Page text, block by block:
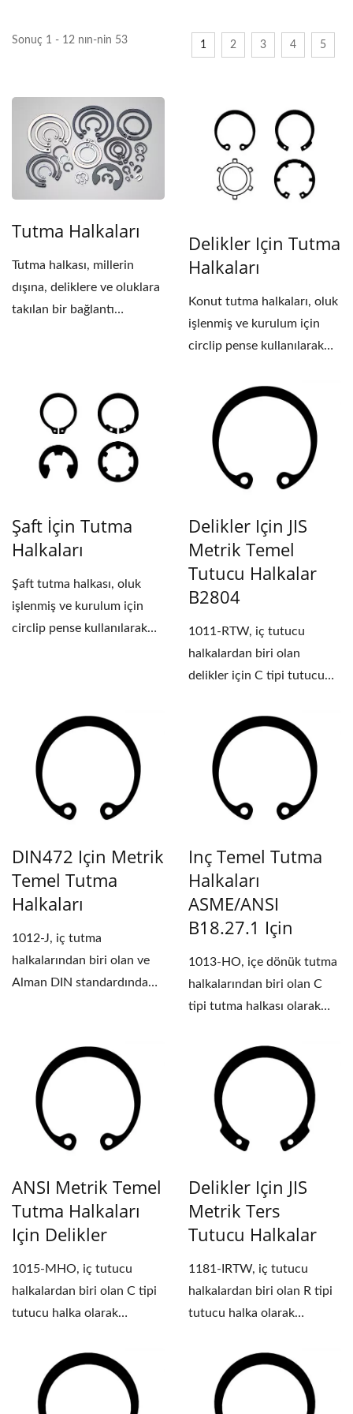
Sonuç 1 - 12 nın-nin 53 1 2 3 4 5
Tutma Halkaları
Tutma halkası, millerin
dışına, deliklere ve oluklara
takılan bir bağlantı
Delikler Için Tutma
Halkaları
Konut tutma halkaları, oluk
işlenmiş ve kurulum için
circlip pense kullanılarak
Şaft İçin Tutma
Halkaları
Şaft tutma halkası, oluk
işlenmiş ve kurulum için
circlip pense kullanılarak
Delikler Için JIS
Metrik Temel
Tutucu Halkalar
B2804
1011-RTW, iç tutucu
halkalardan biri olan
delikler için C tipi tutucu
sınıflandırılmıştır....
DIN472 Için Metrik
Temel Tutma
Halkaları
1012-J, iç tutma
halkalarından biri olan ve
Alman DIN standardında
Inç Temel Tutma
Halkaları
ASME/ANSI
B18.27.1 Için
1013-HO, içe dönük tutma
halkalarından biri olan C
tipi tutma halkası olarak
ANSI Metrik Temel
Tutma Halkaları
Için Delikler
1015-MHO, iç tutucu
halkalardan biri olan C tipi
tutucu halka olarak
Delikler Için JIS
Metrik Ters
Tutucu Halkalar
1181-IRTW, iç tutucu
halkalardan biri olan R tipi
tutucu halka olarak